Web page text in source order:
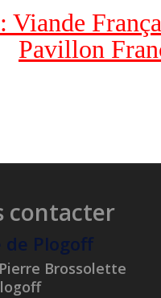
Viande
Pavillon
contacter
de Plogoff
Brossolette